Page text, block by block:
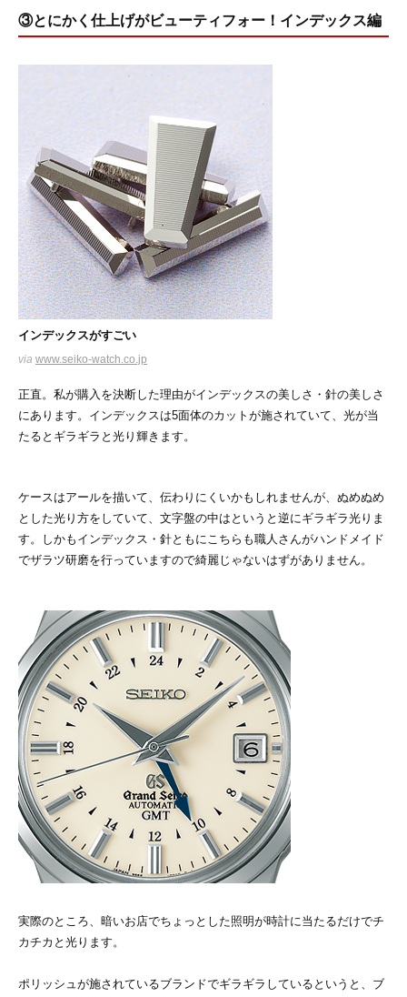
③とにかく仕上げがビューティフォー！インデックス編
インデックスがすごい
via www.seiko-watch.co.jp
正直。私が購入を決断した理由がインデックスの美しさ・針の美しさ
にあります。インデックスは5面体のカットが施されていて、光が当
たるとギラギラと光り輝きます。
ケースはアールを描いて、伝わりにくいかもしれませんが、ぬめぬめ
とした光り方をしていて、文字盤の中はというと逆にギラギラ光りま
す。しかもインデックス・針ともにこちらも職人さんがハンドメイド
でザラツ研磨を行っていますので綺麗じゃないはずがありません。
実際のところ、暗いお店でちょっとした照明が時計に当たるだけでチ
カチカと光ります。
ポリッシュが施されているブランドでギラギラしているというと、ブ